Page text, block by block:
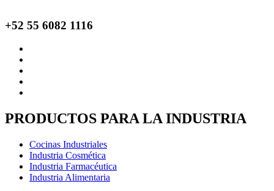
+52 55 6082 1116
PRODUCTOS PARA LA INDUSTRIA
Cocinas Industriales
Industria Cosmética
Industria Farmacéutica
Industria Alimentaria